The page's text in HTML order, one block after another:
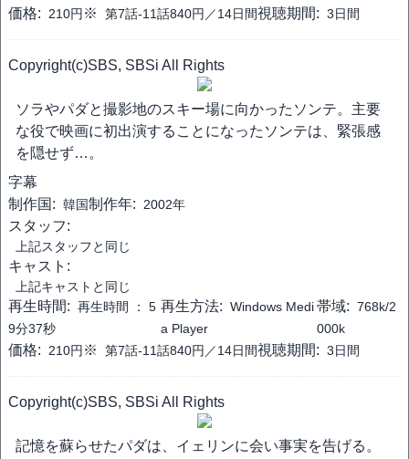
価格: 210円 ※ 第7話-11話840円／14日間視聴期間: 3日間
Copyright(c)SBS, SBSi All Rights
ソラやパダと撮影地のスキー場に向かったソンテ。主要
な役で映画に初出演することになったソンテは、緊張感
を隠せず…。
字幕
制作国: 韓国制作年: 2002年
スタッフ:
上記スタッフと同じ
キャスト:
上記キャストと同じ
再生時間: 再生時間 ： 5
9分37秒
再生方法: Windows Medi
a Player
帯域: 768k/2
000k
価格: 210円 ※ 第7話-11話840円／14日間視聴期間: 3日間
Copyright(c)SBS, SBSi All Rights
記憶を蘇らせたパダは、イェリンに会い事実を告げる。